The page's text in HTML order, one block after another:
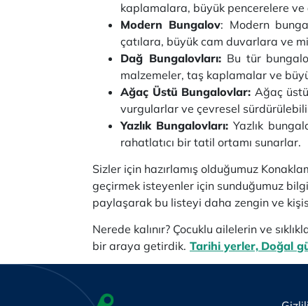
kaplamalara, büyük pencerelere
Modern Bungalov: Modern
çatılara, büyük cam duvarlara ve
Dağ Bungalovları: Bu tür
malzemeler, taş kaplamalar ve
Ağaç Üstü Bungalovlar: Ağaç
vurgularlar ve çevresel
Yazlık Bungalovları:Yazlık
rahatlatıcı bir tatil ortamı sunarlar.
Sizler için hazırlamış olduğumuz
geçirmek isteyenler için sunduğumuz
paylaşarak bu listeyi daha zengin ve
Nerede kalınır? Çocuklu ailelerin ve
bir araya getirdik. Tarihi yerler, Doğal